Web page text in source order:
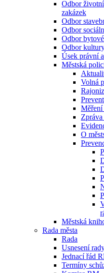
Odbor
zakázek
Odbor
Odbor
Odbor
Odbor
Úsek právní
Městská
Volná
O
Městská
Rada města
Rada
Usnesení
Jednací řád
Termíny